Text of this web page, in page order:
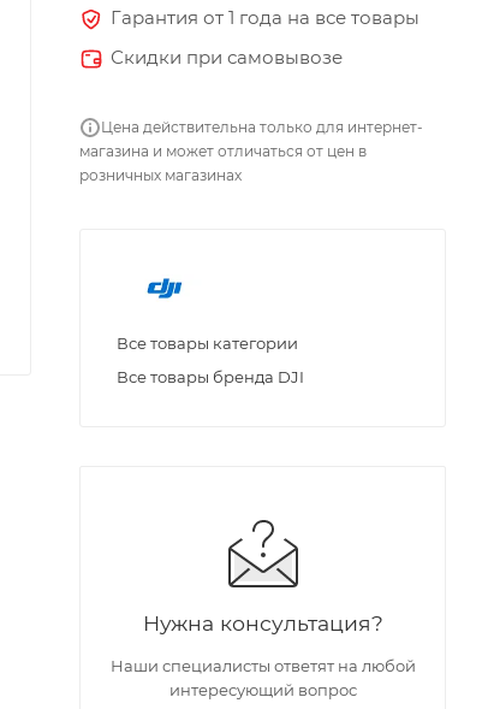
Гарантия от 1 года на все товары
Скидки при самовывозе
Цена действительна только для интернет-
магазина и может отличаться от цен в
розничных магазинах
Все товары категории
Все товары бренда DJI
Нужна консультация?
Наши специалисты ответят на любой
интересующий вопрос